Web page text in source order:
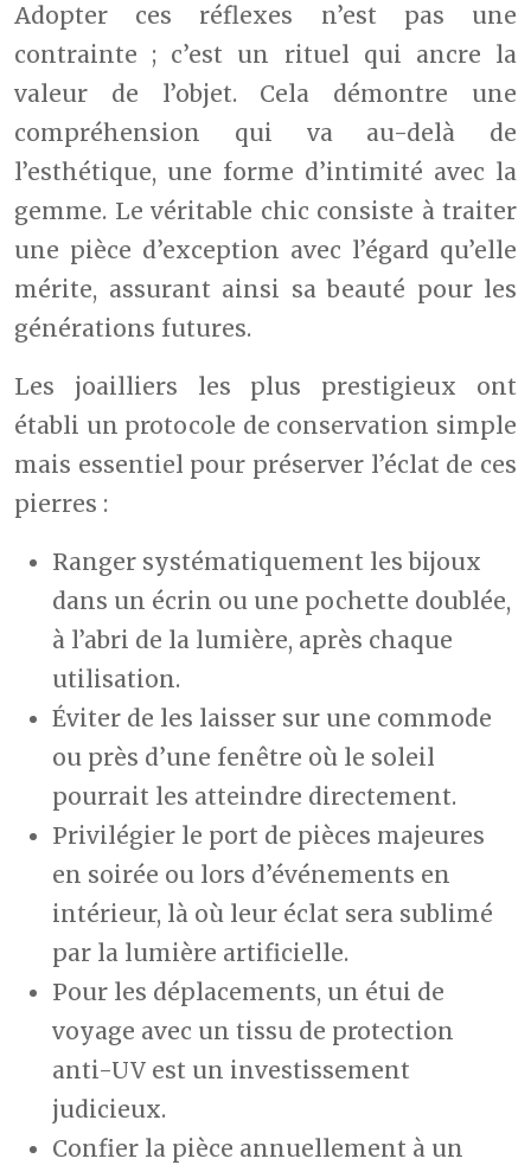
Adopter ces réflexes n’est pas une
contrainte ; c’est un rituel qui ancre la
valeur de l’objet. Cela démontre une
compréhension qui va au-delà de
l’esthétique, une forme d’intimité avec la
gemme. Le véritable chic consiste à traiter
une pièce d’exception avec l’égard qu’elle
mérite, assurant ainsi sa beauté pour les
générations futures.
Les joailliers les plus prestigieux ont
établi un protocole de conservation simple
mais essentiel pour préserver l’éclat de ces
pierres :
Ranger systématiquement les bijoux
dans un écrin ou une pochette doublée,
à l’abri de la lumière, après chaque
utilisation.
Éviter de les laisser sur une commode
ou près d’une fenêtre où le soleil
pourrait les atteindre directement.
Privilégier le port de pièces majeures
en soirée ou lors d’événements en
intérieur, là où leur éclat sera sublimé
par la lumière artificielle.
Pour les déplacements, un étui de
voyage avec un tissu de protection
anti-UV est un investissement
judicieux.
Confier la pièce annuellement à un